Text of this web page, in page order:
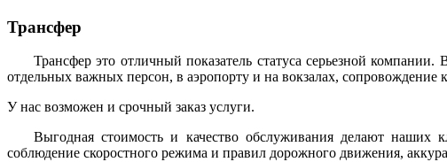
Трансфер
Трансфер это отличный показатель статуса серьезной
отдельных важных персон, в аэропорту и на вокзалах, сопровождение
У нас возможен и срочный заказ услуги.
Выгодная стоимость и качество обслуживания делают наших
соблюдение скоростного режима и правил дорожного движения,